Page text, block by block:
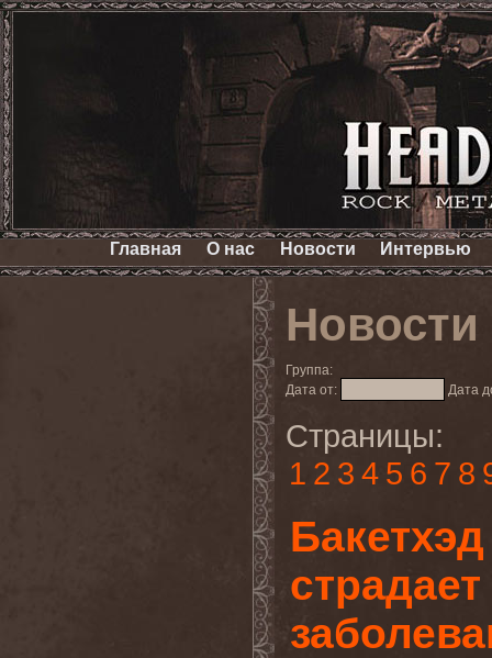
Главная О нас Новости Интервью
Новости
Группа:
Дата от:
Дата
Страницы:
1 2 3 4 5 6 7 8